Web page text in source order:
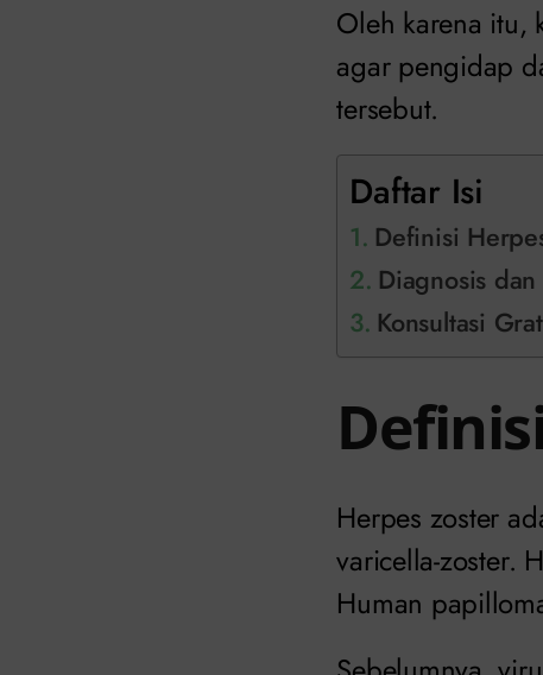
Oleh karena itu,
agar pengidap
tersebut.
Daftar Isi
Definisi
Diagnosis
Konsultasi
Herpes zoster
varicella-zoster.
Human